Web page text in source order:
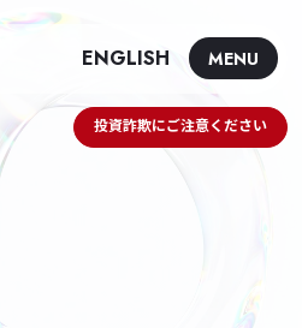
投資詐欺にご注意ください
ENGLISH MENU